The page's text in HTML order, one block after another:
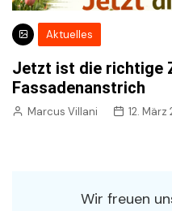
Aktuelles
Jetzt ist die richtige
Fassadenanstrich
Marcus Villani 12. März
Wir freuen